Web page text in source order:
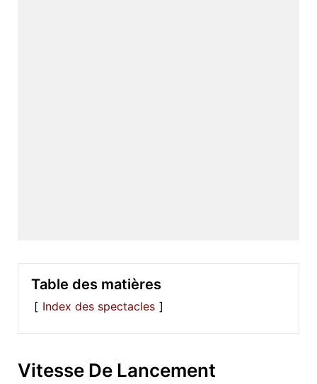
Table des matières
Index des spectacles
Vitesse De Lancement